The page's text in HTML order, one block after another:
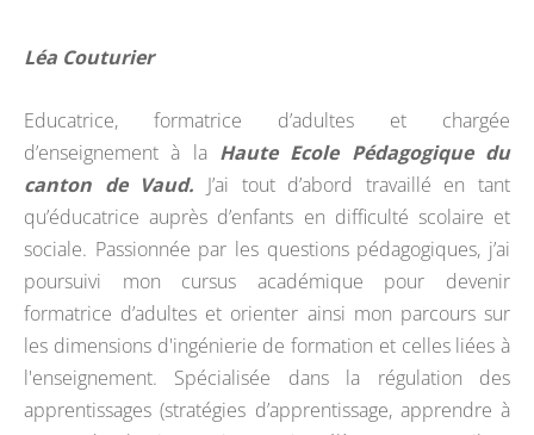
Léa Couturier
Educatrice, formatrice d’adultes et chargée
d’enseignement à la Haute Ecole Pédagogique du
canton de Vaud. J’ai tout d’abord travaillé en tant
qu’éducatrice auprès d’enfants en difficulté scolaire et
sociale. Passionnée par les questions pédagogiques, j’ai
poursuivi mon cursus académique pour devenir
formatrice d’adultes et orienter ainsi mon parcours sur
les dimensions d'ingénierie de formation et celles liées à
l'enseignement. Spécialisée dans la régulation des
apprentissages (stratégies d’apprentissage, apprendre à